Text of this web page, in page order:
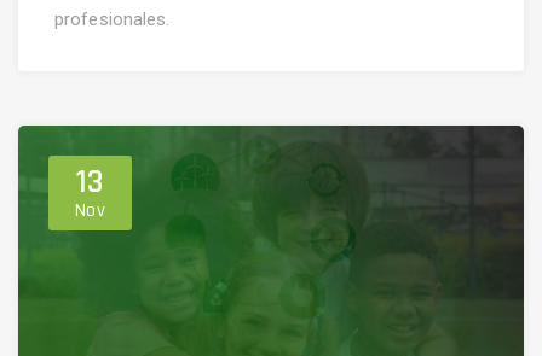
profesionales.
13
Nov